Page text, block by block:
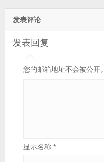
发表评论
发表回复
您的邮箱地址不会被公开。
显示名称 *